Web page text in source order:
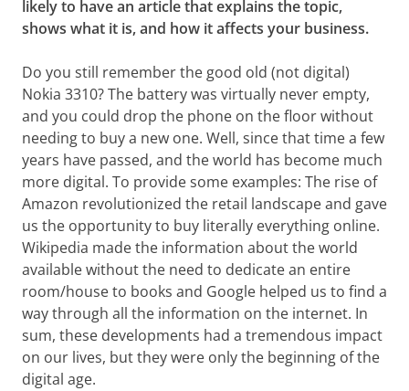
likely to have an article that explains the topic,
shows what it is, and how it affects your business.
Do you still remember the good old (not digital)
Nokia 3310? The battery was virtually never empty,
and you could drop the phone on the floor without
needing to buy a new one. Well, since that time a few
years have passed, and the world has become much
more digital. To provide some examples: The rise of
Amazon revolutionized the retail landscape and gave
us the opportunity to buy literally everything online.
Wikipedia made the information about the world
available without the need to dedicate an entire
room/house to books and Google helped us to find a
way through all the information on the internet. In
sum, these developments had a tremendous impact
on our lives, but they were only the beginning of the
digital age.